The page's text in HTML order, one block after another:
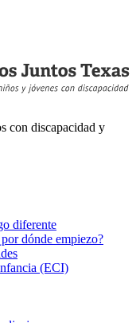
con discapacidad y
diferente
dónde empiezo?
(ECI)